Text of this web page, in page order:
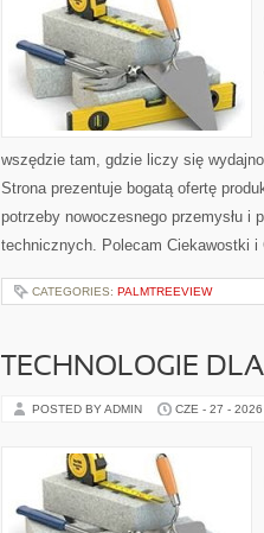
wszędzie tam, gdzie liczy się
Strona prezentuje bogatą ofertę
potrzeby nowoczesnego przemysłu i
technicznych. Polecam Ciekawostki
CATEGORIES: PALMTREEVIEW
TECHNOLOGIE
POSTED BY ADMIN CZE - 27 - 2026